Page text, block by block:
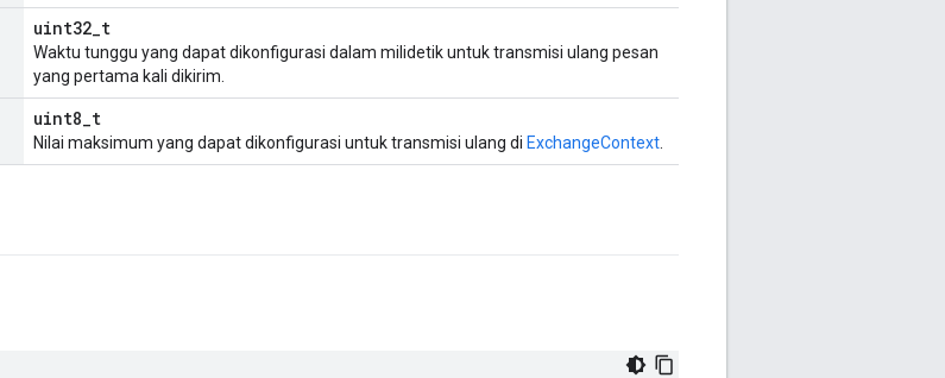
uint32_t
Waktu tunggu yang dapat dikonfigurasi dalam milidetik untuk transmisi ulang pesan
yang pertama kali dikirim.
uint8_t
Nilai maksimum yang dapat dikonfigurasi untuk transmisi ulang di ExchangeContext